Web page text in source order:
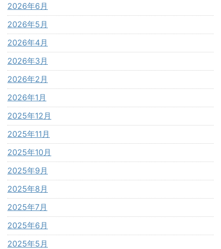
2026年6月
2026年5月
2026年4月
2026年3月
2026年2月
2026年1月
2025年12月
2025年11月
2025年10月
2025年9月
2025年8月
2025年7月
2025年6月
2025年5月